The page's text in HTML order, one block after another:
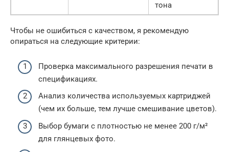
тона
Чтобы не ошибиться с качеством, я рекомендую
опираться на следующие критерии:
Проверка максимального разрешения печати в
спецификациях.
Анализ количества используемых картриджей
(чем их больше, тем лучше смешивание цветов).
Выбор бумаги с плотностью не менее 200 г/м²
для глянцевых фото.